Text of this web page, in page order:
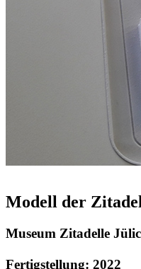
Modell der
Museum Zitadelle
Fertigstellung: 2022